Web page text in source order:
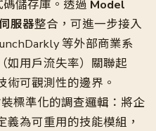
儲存庫。透過 Model
服器整合，可進一步接入
等外部商業系
如用戶流失率）關聯起
術可觀測性的邊界。
標準化的調查邏輯：將企
為可重用的技能模組，